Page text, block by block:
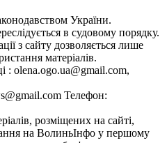
України.
в судовому порядку.
з сайту дозволяється лише
матеріалів.
: olena.ogo.ua@gmail.com,
Телефон:
розміщених на сайті,
на ВолиньІнфо у першому